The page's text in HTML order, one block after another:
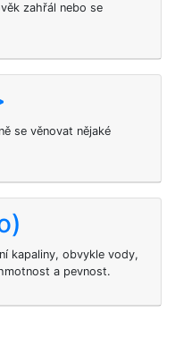
zahřál nebo se
se věnovat nějaké
kapaliny, obvykle vody,
a pevnost.